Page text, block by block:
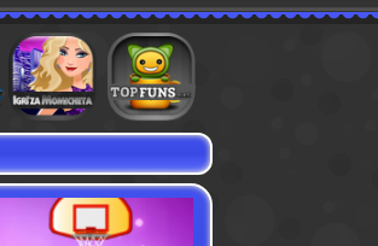
Игри с коли Игри за момичета